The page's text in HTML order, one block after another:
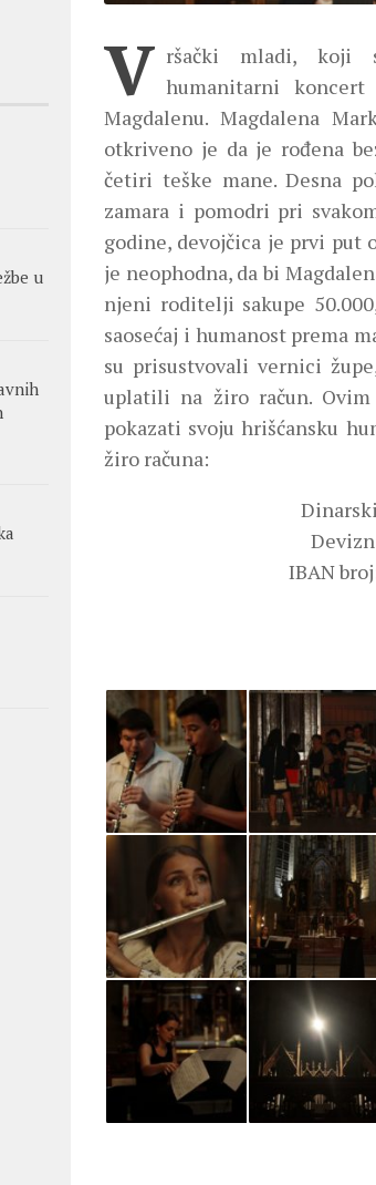
V ršački mladi, koji
humanitarni koncert
Magdalenu. Magdalena
otkriveno je da je rođena
četiri teške mane. Desna
zamara i pomodri pri
godine, devojčica je prvi put
je neophodna, da bi
njeni roditelji sakupe
saosećaj i humanost prema
su prisustvovali vernici
uplatili na žiro račun.
pokazati svoju hrišćansku
žiro računa:
IBAN
u